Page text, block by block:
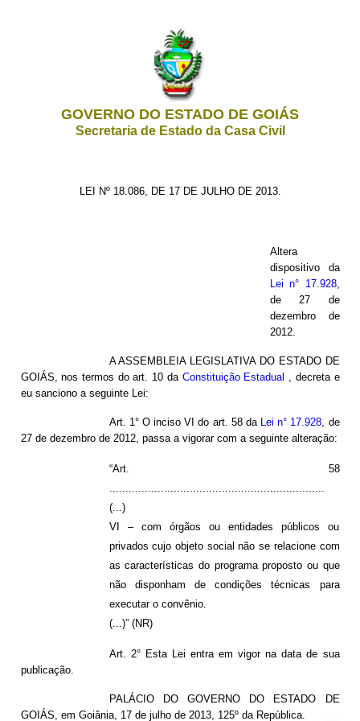
GOVERNO DO ESTADO DE GOIÁS
Secretaria de Estado da Casa Civil
LEI Nº 18.086, DE 17 DE JULHO DE 2013.
Altera
dispositivo da
Lei n° 17.928,
de 27 de
dezembro de
2012.
A ASSEMBLEIA LEGISLATIVA DO ESTADO DE
GOIÁS, nos termos do art. 10 da Constituição Estadual , decreta e
eu sanciono a seguinte Lei:
Art. 1° O inciso VI do art. 58 da Lei n° 17.928, de
27 de dezembro de 2012, passa a vigorar com a seguinte alteração:
“Art. 58
...................................................................
(...)
VI – com órgãos ou entidades públicos ou
privados cujo objeto social não se relacione com
as características do programa proposto ou que
não disponham de condições técnicas para
executar o convênio.
(...)” (NR)
Art. 2° Esta Lei entra em vigor na data de sua
publicação.
PALÁCIO DO GOVERNO DO ESTADO DE
GOIÁS, em Goiânia, 17 de julho de 2013, 125º da República.